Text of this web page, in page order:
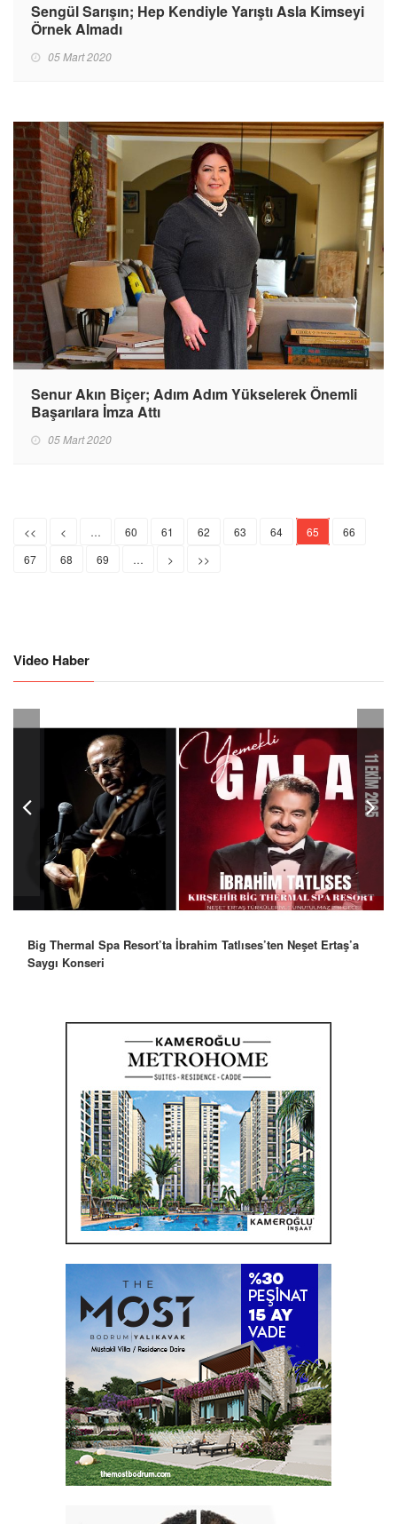
Sengül Sarışın; Hep Kendiyle Yarıştı Asla Kimseyi
Örnek Almadı
05 Mart 2020
Senur Akın Biçer; Adım Adım Yükselerek Önemli
Başarılara İmza Attı
05 Mart 2020
<< < … 60 61 62 63 64 65
66
67
68 69 … > >>
Video Haber
Robbie Williams’tan İstanbul’a Mesaj: “Unutulmaz Bir Gece
Olacak”